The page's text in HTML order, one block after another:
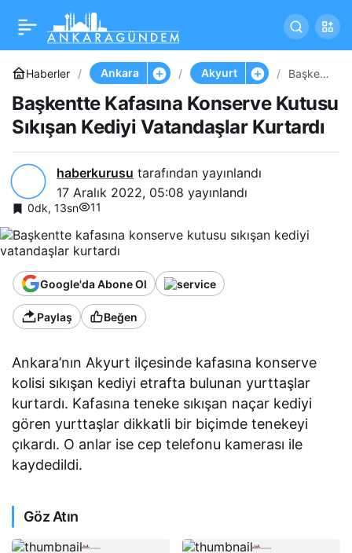
Haberler Ankara Akyurt
Başkent
Kafasına
Konserv
e
Sıkışan
Başkentte Kafasına Konserve Kutusu
Sıkışan Kediyi Vatandaşlar Kurtardı
haberkurusu tarafından yayınlandı
17 Aralık 2022, 05:08 yayınlandı
0dk, 13sn 11
Google'da Abone Ol
Paylaş Beğen
Ankara’nın Akyurt ilçesinde kafasına konserve
kolisi sıkışan kediyi etrafta bulunan yurttaşlar
kurtardı. Kafasına teneke sıkışan naçar kediyi
gören yurttaşlar dikkatli bir biçimde tenekeyi
çıkardı. O anlar ise cep telefonu kamerası ile
kaydedildi.
Göz Atın
Başkentte Kafasına
Konserve Kutusu Sıkışan
Kediyi Vatandaşlar
Kurtardı
Paylaş